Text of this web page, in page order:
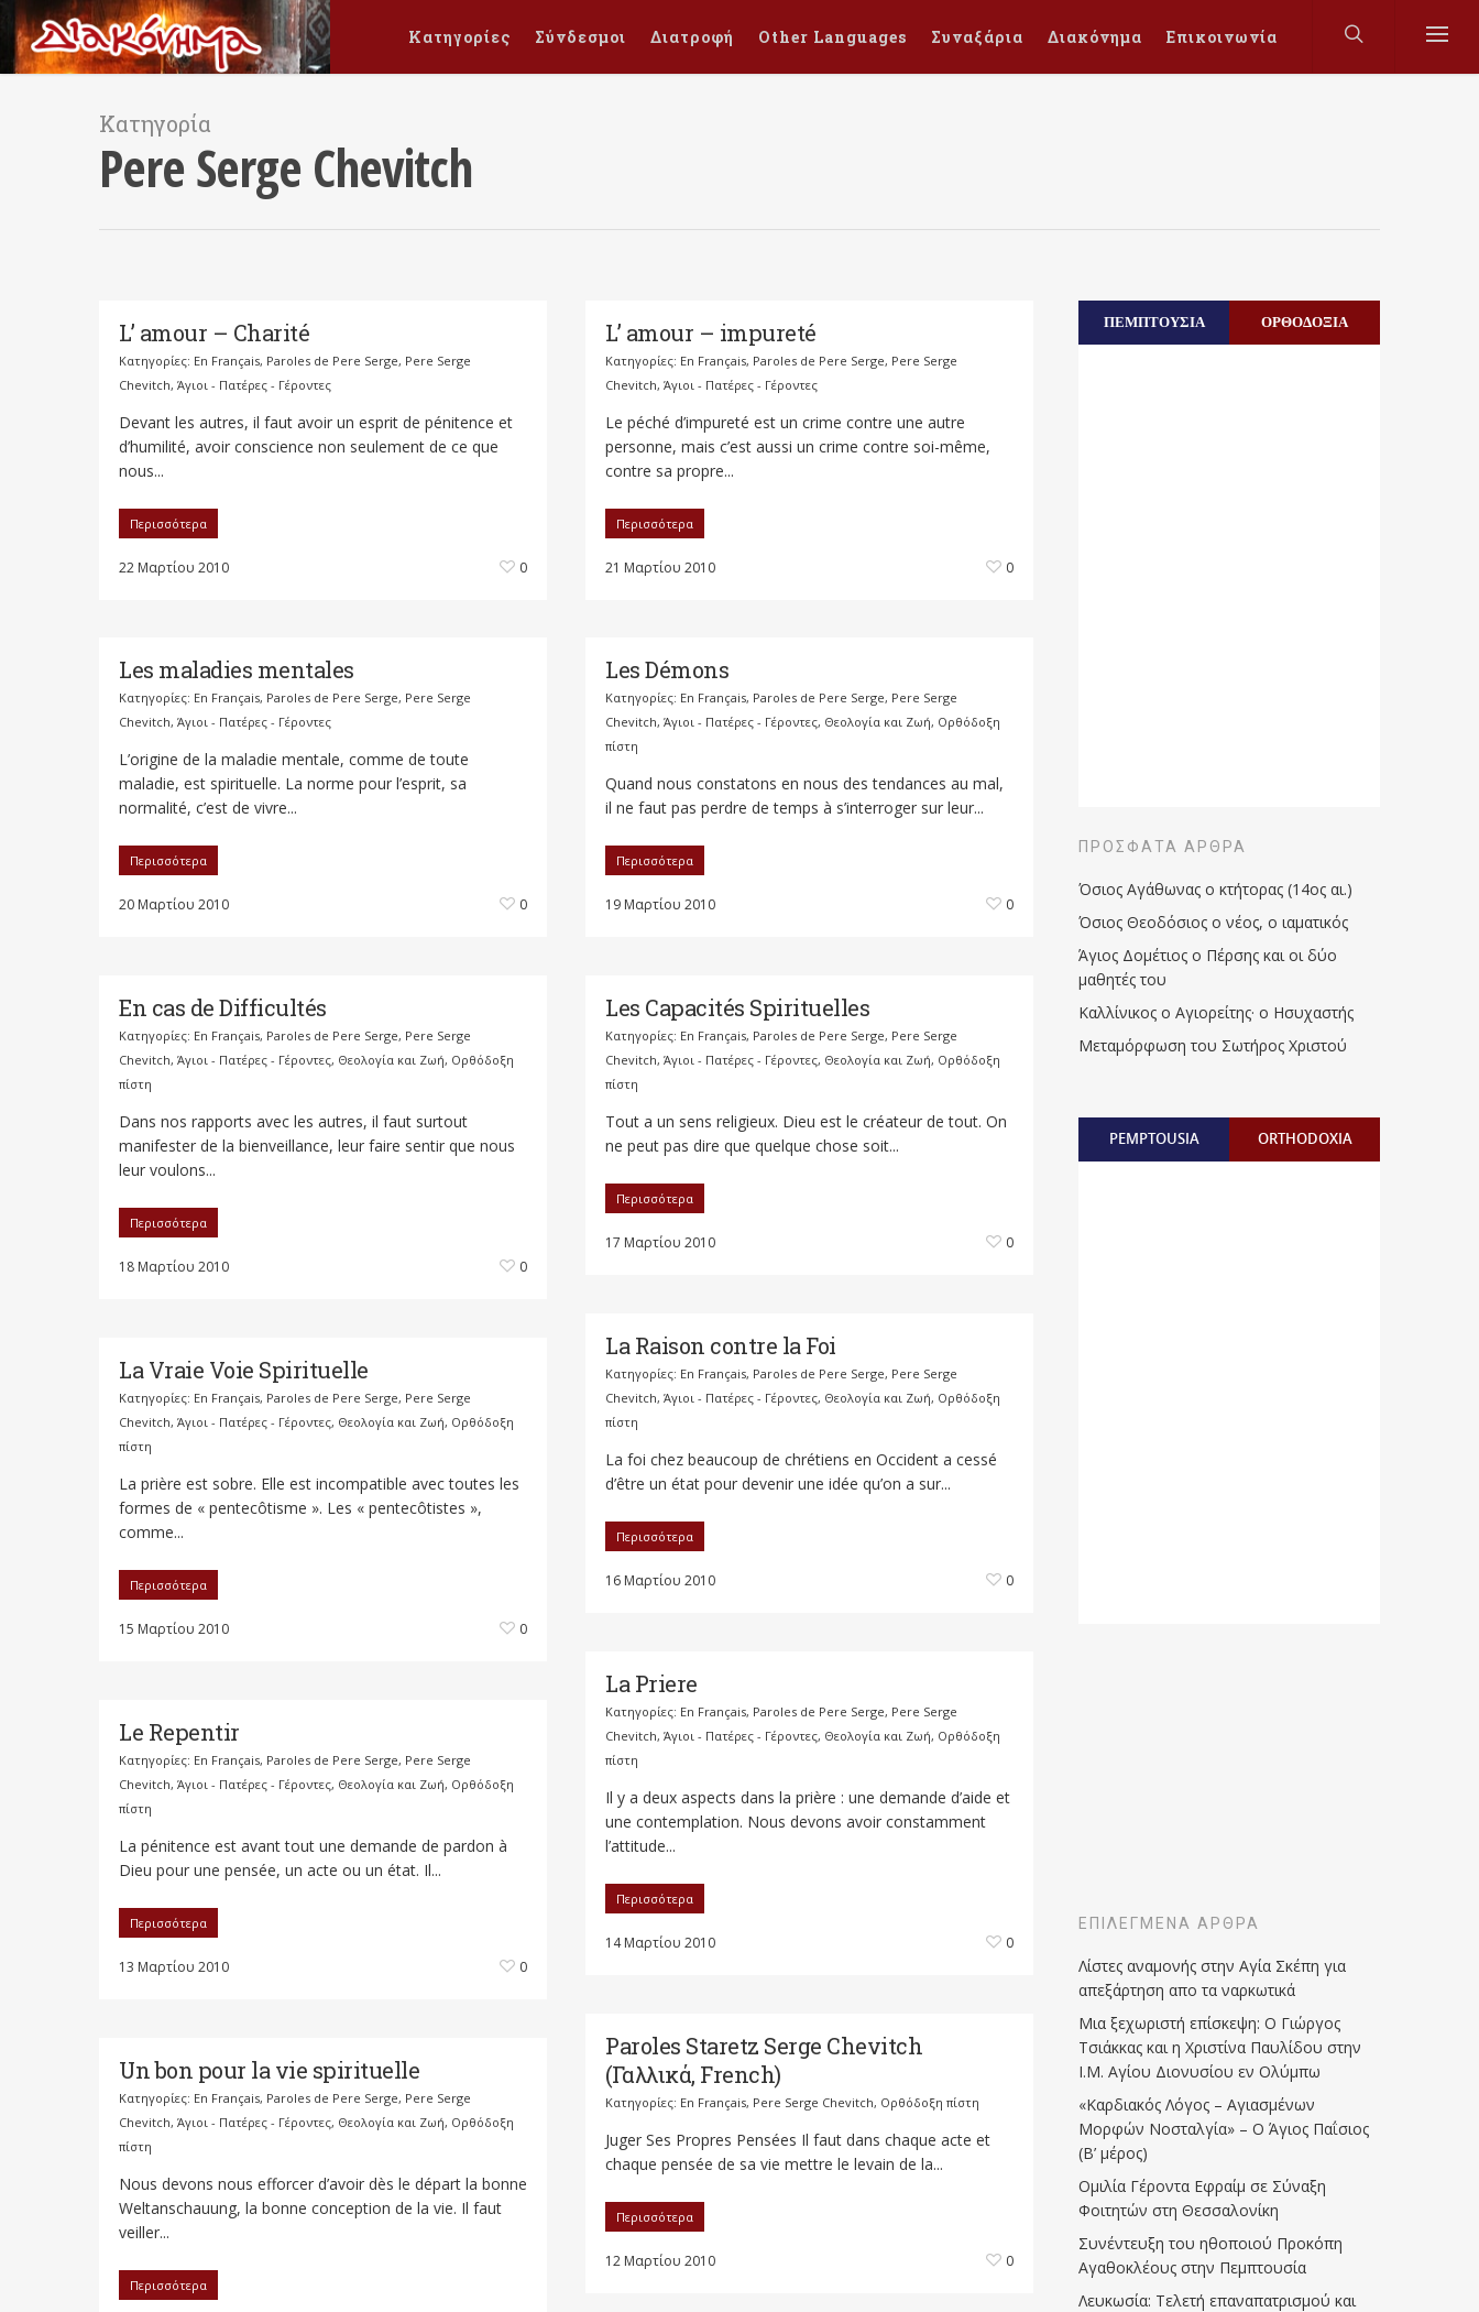
Κατηγορίες Σύνδεσμοι Διατροφή Other Languages Συναξάρια Διακόνημα Επικοινωνία
Κατηγορία
Pere Serge Chevitch
L’ amour – Charité
Κατηγορίες: En Français, Paroles de Pere Serge, Pere Serge
Chevitch, Άγιοι - Πατέρες - Γέροντες
Devant les autres, il faut avoir un esprit de pénitence et
d’humilité, avoir conscience non seulement de ce que
nous...
Περισσότερα
22 Μαρτίου 2010 0
L’ amour – impureté
Κατηγορίες: En Français, Paroles de Pere Serge, Pere Serge
Chevitch, Άγιοι - Πατέρες - Γέροντες
Le péché d’impureté est un crime contre une autre
personne, mais c’est aussi un crime contre soi-même,
contre sa propre...
Περισσότερα
21 Μαρτίου 2010 0
Les maladies mentales
Κατηγορίες: En Français, Paroles de Pere Serge, Pere Serge
Chevitch, Άγιοι - Πατέρες - Γέροντες
L’origine de la maladie mentale, comme de toute
maladie, est spirituelle. La norme pour l’esprit, sa
normalité, c’est de vivre...
Περισσότερα
20 Μαρτίου 2010 0
Les Démons
Κατηγορίες: En Français, Paroles de Pere Serge, Pere Serge
Chevitch, Άγιοι - Πατέρες - Γέροντες, Θεολογία και Ζωή, Ορθόδοξη
πίστη
Quand nous constatons en nous des tendances au mal,
il ne faut pas perdre de temps à s’interroger sur leur...
Περισσότερα
19 Μαρτίου 2010 0
En cas de Difficultés
Κατηγορίες: En Français, Paroles de Pere Serge, Pere Serge
Chevitch, Άγιοι - Πατέρες - Γέροντες, Θεολογία και Ζωή, Ορθόδοξη
πίστη
Dans nos rapports avec les autres, il faut surtout
manifester de la bienveillance, leur faire sentir que nous
leur voulons...
Περισσότερα
18 Μαρτίου 2010 0
Les Capacités Spirituelles
Κατηγορίες: En Français, Paroles de Pere Serge, Pere Serge
Chevitch, Άγιοι - Πατέρες - Γέροντες, Θεολογία και Ζωή, Ορθόδοξη
πίστη
Tout a un sens religieux. Dieu est le créateur de tout. On
ne peut pas dire que quelque chose soit...
Περισσότερα
17 Μαρτίου 2010 0
La Raison contre la Foi
Κατηγορίες: En Français, Paroles de Pere Serge, Pere Serge
Chevitch, Άγιοι - Πατέρες - Γέροντες, Θεολογία και Ζωή, Ορθόδοξη
πίστη
La foi chez beaucoup de chrétiens en Occident a cessé
d’être un état pour devenir une idée qu’on a sur...
Περισσότερα
16 Μαρτίου 2010 0
La Vraie Voie Spirituelle
Κατηγορίες: En Français, Paroles de Pere Serge, Pere Serge
Chevitch, Άγιοι - Πατέρες - Γέροντες, Θεολογία και Ζωή, Ορθόδοξη
πίστη
La prière est sobre. Elle est incompatible avec toutes les
formes de « pentecôtisme ». Les « pentecôtistes »,
comme...
Περισσότερα
15 Μαρτίου 2010 0
La Priere
Κατηγορίες: En Français, Paroles de Pere Serge, Pere Serge
Chevitch, Άγιοι - Πατέρες - Γέροντες, Θεολογία και Ζωή, Ορθόδοξη
πίστη
Il y a deux aspects dans la prière : une demande d’aide et
une contemplation. Nous devons avoir constamment
l’attitude...
Περισσότερα
14 Μαρτίου 2010 0
Le Repentir
Κατηγορίες: En Français, Paroles de Pere Serge, Pere Serge
Chevitch, Άγιοι - Πατέρες - Γέροντες, Θεολογία και Ζωή, Ορθόδοξη
πίστη
La pénitence est avant tout une demande de pardon à
Dieu pour une pensée, un acte ou un état. Il...
Περισσότερα
13 Μαρτίου 2010 0
Paroles Staretz Serge Chevitch
(Γαλλικά, French)
Κατηγορίες: En Français, Pere Serge Chevitch, Ορθόδοξη πίστη
Juger Ses Propres Pensées Il faut dans chaque acte et
chaque pensée de sa vie mettre le levain de la...
Περισσότερα
12 Μαρτίου 2010 0
Un bon pour la vie spirituelle
Κατηγορίες: En Français, Paroles de Pere Serge, Pere Serge
Chevitch, Άγιοι - Πατέρες - Γέροντες, Θεολογία και Ζωή, Ορθόδοξη
πίστη
Nous devons nous efforcer d’avoir dès le départ la bonne
Weltanschauung, la bonne conception de la vie. Il faut
veiller...
Περισσότερα
ΠΕΜΠΤΟΥΣΙΑ ΟΡΘΟΔΟΞΙΑ
ΠΡΌΣΦΑΤΑ ΆΡΘΡΑ
Όσιος Αγάθωνας ο κτήτορας (14ος αι.)
Όσιος Θεοδόσιος ο νέος, ο ιαματικός
Άγιος Δομέτιος ο Πέρσης και οι δύο
μαθητές του
Καλλίνικος ο Αγιορείτης · ο Ησυχαστής
Μεταμόρφωση του Σωτήρος Χριστού
PEMPTOUSIA ORTHODOXIA
ΕΠΙΛΕΓΜΈΝΑ ΆΡΘΡΑ
Λίστες αναμονής στην Αγία Σκέπη για
απεξάρτηση απο τα ναρκωτικά
Μια ξεχωριστή επίσκεψη: Ο Γιώργος
Τσιάκκας και η Χριστίνα Παυλίδου στην
Ι.Μ. Αγίου Διονυσίου εν Ολύμπω
«Καρδιακός Λόγος – Αγιασμένων
Μορφών Νοσταλγία» – Ο Άγιος Παΐσιος
(Β’ μέρος)
Ομιλία Γέροντα Εφραίμ σε Σύναξη
Φοιτητών στη Θεσσαλονίκη
Συνέντευξη του ηθοποιού Προκόπη
Αγαθοκλέους στην Πεμπτουσία
Λευκωσία: Τελετή επαναπατρισμού και